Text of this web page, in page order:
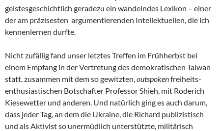
geistesgeschichtlich geradezu ein wandelndes Lexikon – einer
der am präzisesten argumentierenden Intellektuellen, die ich
kennenlernen durfte.
Nicht zufällig fand unser letztes Treffen im Frühherbst bei
einem Empfang in der Vertretung des demokratischen Taiwan
statt, zusammen mit dem so gewitzten,outspokenfreiheits-
enthusiastischen Botschafter Professor Shieh, mit Roderich
Kiesewetter und anderen. Und natürlich ging es auch darum,
dass jeder Tag, an dem die Ukraine, die Richard publizistisch
und als Aktivist so unermüdlich unterstützte, militärisch